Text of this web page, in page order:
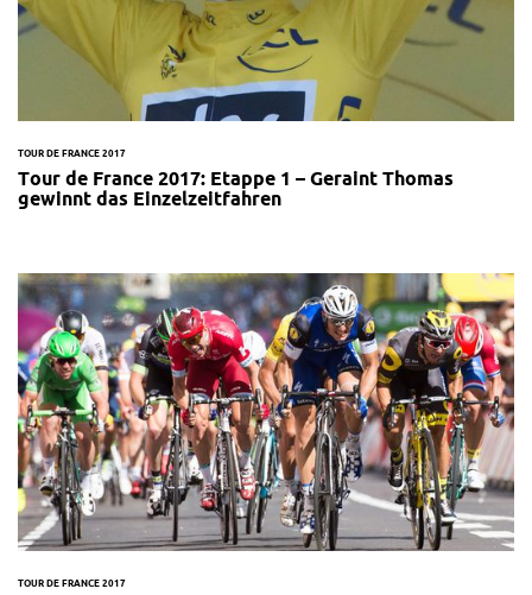
TOUR DE FRANCE 2017
Tour de France 2017: Etappe 1 – Geraint Thomas
gewinnt das Einzelzeitfahren
TOUR DE FRANCE 2017